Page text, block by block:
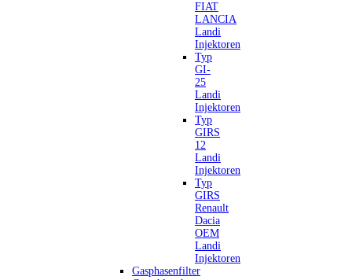
FIAT
LANCIA
Landi
Injektoren
Typ
GI-
25
Landi
Injektoren
Typ
GIRS
12
Landi
Injektoren
Typ
GIRS
Renault
Dacia
OEM
Landi
Injektoren
Gasphasenfilter